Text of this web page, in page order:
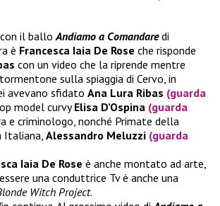
con il balloAndiamo a Comandaredi
è Francesca Iaia De Rose che risponde
con un video che la riprende mentre
sulla spiaggia di Cervo, in
avevano sfidato Ana Lura Ribas (guarda
model curvyElisa D’Ospina (guarda
e criminologo, nonché Primate della
Italiana, Alessandro Meluzzi (guarda
Iaia De Rose è anche montato ad arte,
una conduttrice Tv è anche una
Witch Project.